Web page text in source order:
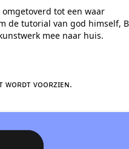
tot een waar
de tutorial van god himself,
mee naar huis.
ᴡᴏʀᴅᴛ ᴠᴏᴏʀᴢɪᴇɴ.